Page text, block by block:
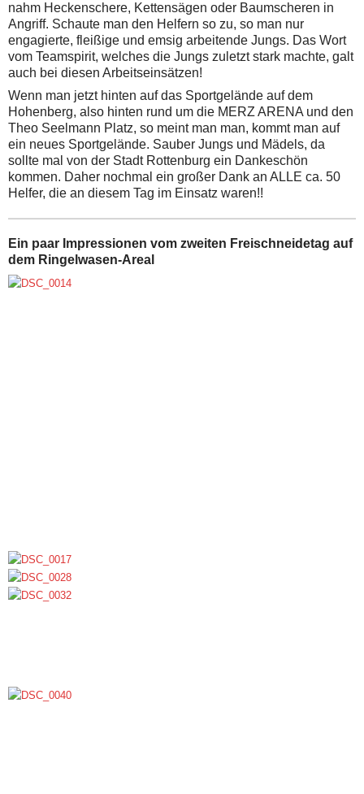
nahm Heckenschere, Kettensägen oder Baumscheren in
Angriff. Schaute man den Helfern so zu, so man nur
engagierte, fleißige und emsig arbeitende Jungs. Das Wort
vom Teamspirit, welches die Jungs zuletzt stark machte, galt
auch bei diesen Arbeitseinsätzen!
Wenn man jetzt hinten auf das Sportgelände auf dem
Hohenberg, also hinten rund um die MERZ ARENA und den
Theo Seelmann Platz, so meint man man, kommt man auf
ein neues Sportgelände. Sauber Jungs und Mädels, da
sollte mal von der Stadt Rottenburg ein Dankeschön
kommen. Daher nochmal ein großer Dank an ALLE ca. 50
Helfer, die an diesem Tag im Einsatz waren!!
Ein paar Impressionen vom zweiten Freischneidetag auf
dem Ringelwasen-Areal